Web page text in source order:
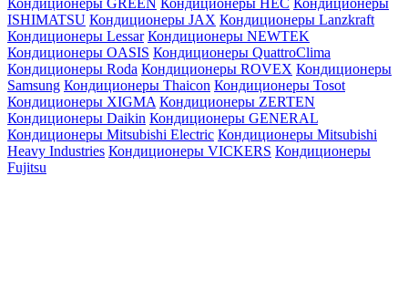
Кондиционеры GREEN Кондиционеры HEC Кондиционеры
ISHIMATSU Кондиционеры JAX Кондиционеры Lanzkraft
Кондиционеры Lessar Кондиционеры NEWTEK
Кондиционеры OASIS Кондиционеры QuattroClima
Кондиционеры Roda Кондиционеры ROVEX Кондиционеры
Samsung Кондиционеры Thaicon Кондиционеры Tosot
Кондиционеры XIGMA Кондиционеры ZERTEN
Кондиционеры Daikin Кондиционеры GENERAL
Кондиционеры Mitsubishi Electric Кондиционеры Mitsubishi
Heavy Industries Кондиционеры VICKERS Кондиционеры
Fujitsu